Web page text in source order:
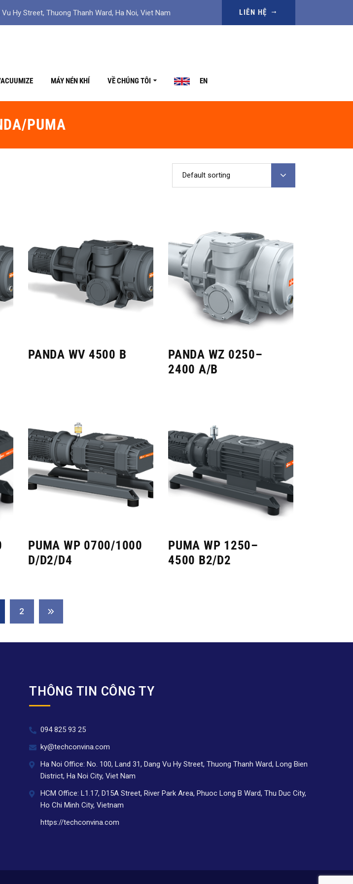
Vu Hy Street, Thuong Thanh Ward, Ha Noi, Viet Nam LIÊN HỆ
MÁY NÉN KHÍ VỀ CHÚNG TÔI EN
PUMA
Default sorting
PANDA WV 4500 B
PANDA WZ 0250–
2400 A/B
PUMA WP 0700/1000
D/D2/D4
PUMA WP 1250–
4500 B2/D2
2
THÔNG TIN CÔNG TY
094 825 93 25
ky@techconvina.com
Ha Noi Office: No. 100, Land 31, Dang Vu Hy Street, Thuong Thanh Ward, Long Bien
District, Ha Noi City, Viet Nam
HCM Office: L1.17, D15A Street, River Park Area, Phuoc Long B Ward, Thu Duc City,
Ho Chi Minh City, Vietnam
https://techconvina.com